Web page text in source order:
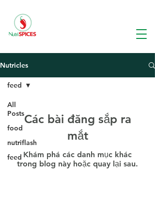
Nutricles
All
Posts
food
nutriflash
feed
feed
Các bài đăng sắp ra
mắt
Khám phá các danh mục khác
trong blog này hoặc quay lại sau.